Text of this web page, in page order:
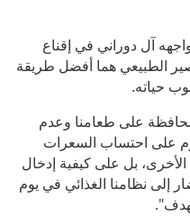
آل دوراني في إقناع
الطبيعي هما أفضل طريقة
حياته.
على طعامنا وعدم
على احتساب السعرات
بل على كيفية إدخال
إلى نظامنا الغذائي في يوم